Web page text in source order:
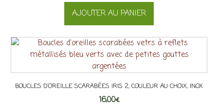
AJOUTER AU PANIER
BOUCLES D’OREILLE SCARABÉES IRIS 2, COULEUR AU CHOIX, INOX
16,00€